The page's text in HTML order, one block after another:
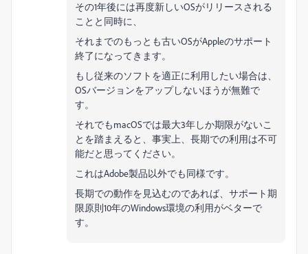
その1年後には再度新しいOSがリリースされる
ことと同時に、
それまでのもっとも古いOSがAppleのサポート
終了になってきます。
もし従来のソフトを適正に利用したい場合は、
OSバージョンをアップしないほうが無難で
す。
それでもmacOSでは最大3年しか期限がないこ
とを踏まえると、事実上、長期での利用は不可
能だと思ってください。
これはAdobe製品以外でも同様です。
長期での動作を見込むのであれば、サポート期
限原則10年のWindows環境の利用がベターで
す。